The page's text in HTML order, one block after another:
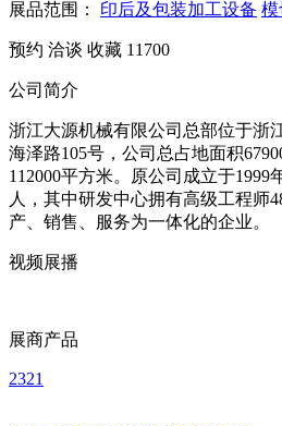
展品范围： 印后及包装加工设备 模
预约 洽谈 收藏 11700
公司简介
浙江大源机械有限公司总部位于浙
海泽路105号，公司总占地面积
112000平方米。原公司成立于1999
人，其中研发中心拥有高级工程师
产、销售、服务为一体化的企业。
视频展播
展商产品
2321